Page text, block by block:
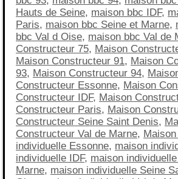
Hauts de Seine, maison bbc IDF,
Paris, maison bbc Seine et Marne,
bbc Val d Oise, maison bbc Val de
Constructeur 75, Maison
Maison Constructeur 91, Maison
93, Maison Constructeur 94,
Constructeur Essonne, Maison
Constructeur IDF, Maison
Constructeur Paris, Maison
Constructeur Seine Saint Denis,
Constructeur Val de Marne,
individuelle Essonne, maison
individuelle IDF, maison
Marne, maison individuelle Seine